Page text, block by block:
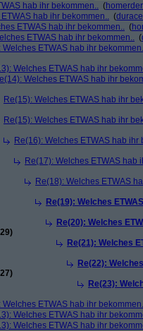
hab ihr bekommen.. (
hab ihr bekommen.. (
ETWAS hab ihr bekommen.. (
ETWAS hab ihr bekommen.. (
Welches ETWAS hab ihr
Welches ETWAS hab ihr
Welches ETWAS hab ihr
Re(15): Welches ETWAS hab ihr
Re(15): Welches ETWAS hab ihr
Re(16): Welches ETWAS hab ihr
Re(17): Welches ETWAS hab
Re(18): Welches ETWAS
Re(19): Welches
Re(20): Welches
Re(21): Welches
Re(22):
Re(23):
Welches ETWAS hab ihr
Welches ETWAS hab ihr
Welches ETWAS hab ihr